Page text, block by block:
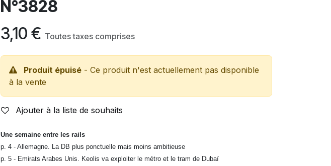
N°3828
3,10 € Toutes taxes comprises
Produit épuisé - Ce produit n'est actuellement pas disponible
à la vente
Ajouter à la liste de souhaits
Une semaine entre les rails
p. 4 - Allemagne. La DB plus ponctuelle mais moins ambitieuse
p. 5 - Emirats Arabes Unis. Keolis va exploiter le métro et le tram de Dubaï